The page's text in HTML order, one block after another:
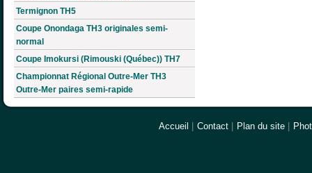
Termignon TH5
Coupe Onondaga TH3 originales semi-
normal
Coupe Imokursi (Rimouski (Québec)) TH7
Championnat Régional Outre-Mer TH3
Outre-Mer paires semi-rapide
Accueil Contact Plan du site